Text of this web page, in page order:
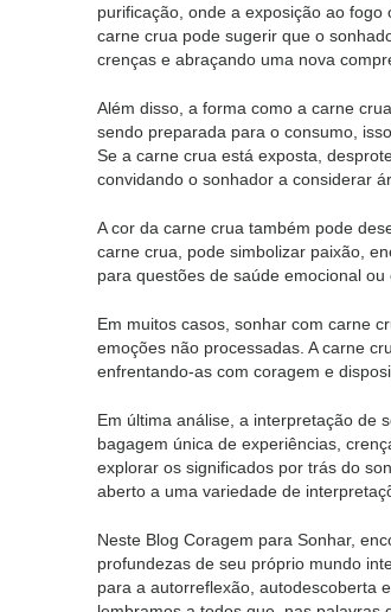
purificação, onde a exposição ao
carne crua pode sugerir que o
crenças e abraçando uma nova
Além disso, a forma como a carne
sendo preparada para o consumo,
Se a carne crua está exposta,
convidando o sonhador a considerar
A cor da carne crua também pode
carne crua, pode simbolizar paixão,
para questões de saúde emocional
Em muitos casos, sonhar com carne
emoções não processadas. A carne
enfrentando-as com coragem e
Em última análise, a interpretação de
bagagem única de experiências,
explorar os significados por trás do
aberto a uma variedade de
Neste Blog Coragem para Sonhar,
profundezas de seu próprio mundo
para a autorreflexão, autodescoberta